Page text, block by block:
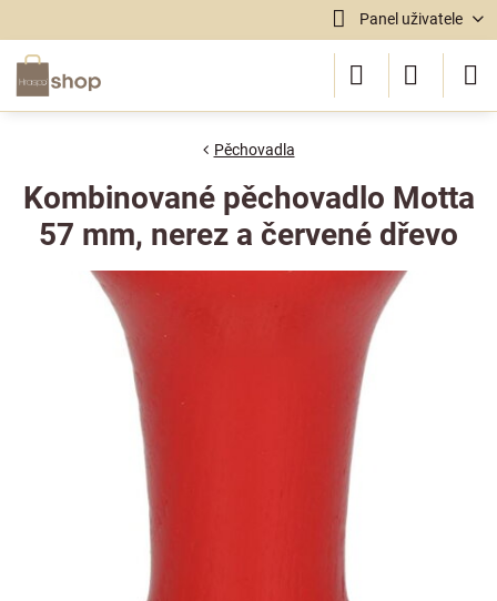
Panel uživatele
Pěchovadla
Kombinované pěchovadlo Motta
57 mm, nerez a červené dřevo